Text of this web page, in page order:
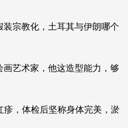
宗教化，土耳其与伊朗哪个
艺术家，他这造型能力，够
，体检后坚称身体完美，淤